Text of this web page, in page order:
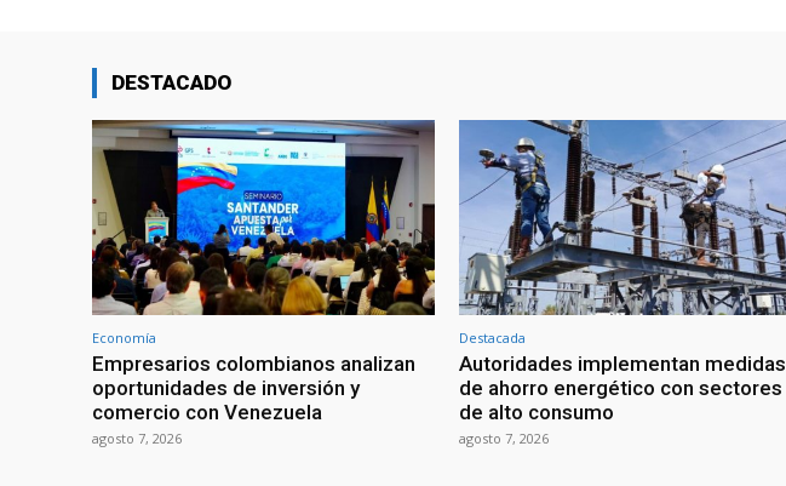
DESTACADO
Economía
Empresarios colombianos analizan
oportunidades de inversión y
comercio con Venezuela
agosto 7, 2026
Destacada
Autoridades implementan medidas
de ahorro energético con sectores
de alto consumo
agosto 7, 2026